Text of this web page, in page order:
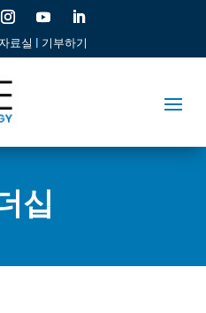
료실 | 기부하기
십